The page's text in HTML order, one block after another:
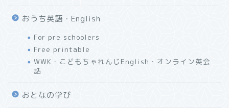
おうち英語・English
For pre schoolers
Free printable
WWK・こどもちゃれんじEnglish・オンライン英会
話
おとなの学び